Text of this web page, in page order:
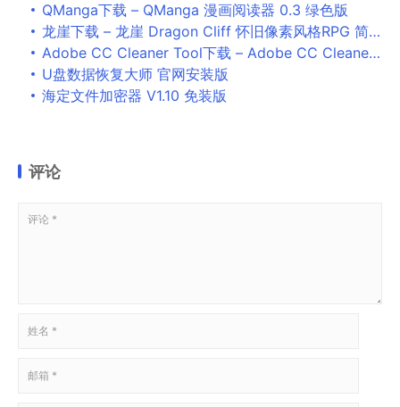
QManga下载 – QManga 漫画阅读器 0.3 绿色版
龙崖下载 – 龙崖 Dragon Cliff 怀旧像素风格RPG 简体中文绿色版
Adobe CC Cleaner Tool下载 – Adobe CC Cleaner Tool Adobe官方清理工具 2018 免费版
U盘数据恢复大师 官网安装版
海定文件加密器 V1.10 免装版
评论